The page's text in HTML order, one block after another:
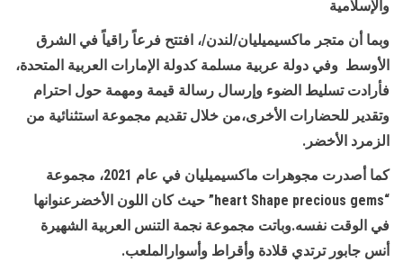
والإسلامية
وبما أن متجر ماكسيميليان/لندن/، افتتح فرعاً راقياً في الشرق
الأوسط وفي دولة عربية مسلمة كدولة الإمارات العربية المتحدة،
فأرادت تسليط الضوء وإرسال رسالة قيمة ومهمة حول احترام
وتقدير للحضارات الأخرى،من خلال تقديم مجموعة استثنائية من
الزمرد الأخضر .
كما أصدرت مجوهرات ماكسيميليان في عام 2021، مجموعة
“heart Shape precious gems
” حيث كان اللون الأخضرعنوانها
في الوقت نفسه.وباتت مجموعة نجمة التنس العربية الشهيرة
أنس جابور ترتدي قلادة وأقراط وأسوارالملعب.